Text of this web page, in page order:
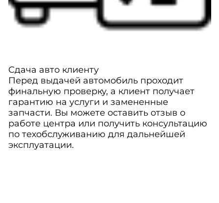
Сдача авто клиенту
Перед выдачей автомобиль проходит
финальную проверку, а клиент получает
гарантию на услуги и замененные
запчасти. Вы можете оставить отзыв о
работе центра или получить консультацию
по техобслуживанию для дальнейшей
эксплуатации.